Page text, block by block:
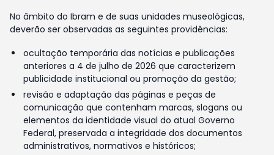
No âmbito do Ibram e de suas unidades museológicas,
deverão ser observadas as seguintes providências:
ocultação temporária das notícias e publicações
anteriores a 4 de julho de 2026 que caracterizem
publicidade institucional ou promoção da gestão;
revisão e adaptação das páginas e peças de
comunicação que contenham marcas, slogans ou
elementos da identidade visual do atual Governo
Federal, preservada a integridade dos documentos
administrativos, normativos e históricos;